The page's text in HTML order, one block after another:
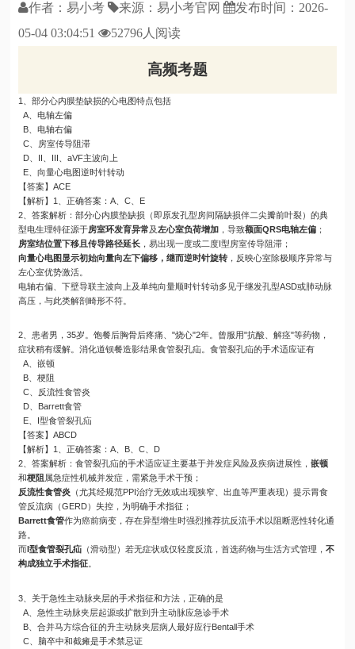
作者：易小考 来源：易小考官网 发布时间： 2026-
05-04 03:04:51
52796人阅读
高频考题
1、部分心内膜垫缺损的心电图特点包括
A、电轴左偏
B、电轴右偏
C、房室传导阻滞
D、II、III、aVF主波向上
E、向量心电图逆时针转动
【答案】ACE
【解析】1、正确答案：A、C、E
2、答案解析：部分心内膜垫缺损（即原发孔型房间隔缺损伴二尖瓣前叶裂）的典
型电生理特征源于房室环发育异常及左心室负荷增加 ，导致额面QRS电轴左偏 ；
房室结位置下移且传导路径延长 ，易出现一度或二度I型房室传导阻滞；
向量心电图显示初始向量向左下偏移，继而逆时针旋转 ，反映心室除极顺序异常与
左心室优势激活。
电轴右偏、下壁导联主波向上及单纯向量顺时针转动多见于继发孔型ASD或肺动脉
高压，与此类解剖畸形不符。
2、患者男，35岁。饱餐后胸骨后疼痛、"烧心"2年。曾服用"抗酸、解痉"等药物，
症状稍有缓解。消化道钡餐造影结果食管裂孔疝。食管裂孔疝的手术适应证有
A、嵌顿
B、梗阻
C、反流性食管炎
D、Barrett食管
E、I型食管裂孔疝
【答案】ABCD
【解析】1、正确答案：A、B、C、D
2、答案解析：食管裂孔疝的手术适应证主要基于并发症风险及疾病进展性，嵌顿
和梗阻 属急症性机械并发症，需紧急手术干预；
反流性食管炎 （尤其经规范PPI治疗无效或出现狭窄、出血等严重表现）提示胃食
管反流病（GERD）失控，为明确手术指征；
Barrett食管作为癌前病变，存在异型增生时强烈推荐抗反流手术以阻断恶性转化通
路。
而 I型食管裂孔疝 （滑动型）若无症状或仅轻度反流，首选药物与生活方式管理，不
构成独立手术指征
3、关于急性主动脉夹层的手术指征和方法，正确的是
A、急性主动脉夹层起源或扩散到升主动脉应急诊手术
B、合并马方综合征的升主动脉夹层病人最好应行Bentall手术
C、脑卒中和截瘫是手术禁忌证